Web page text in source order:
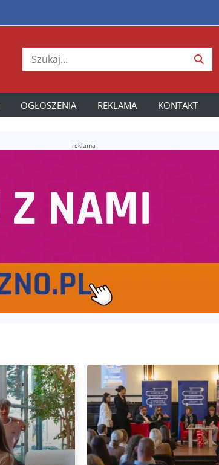
OGŁOSZENIA REKLAMA KONTAKT
reklama